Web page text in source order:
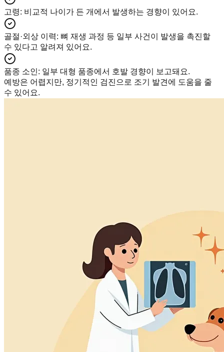
고령: 비교적 나이가 든 개에서 발생하는 경향이 있어요.
골절·외상 이력: 뼈 재생 과정 등 일부 사건이 발생을 촉진할
수 있다고 알려져 있어요.
품종 소인: 일부 대형 품종에서 호발 경향이 보고돼요.
예방은 어렵지만, 정기적인 검진으로 조기 발견에 도움을 줄
수 있어요.